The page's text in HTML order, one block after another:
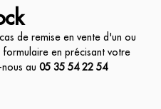
de remise en vente d'un ou
en précisant votre
au 05 35 54 22 54